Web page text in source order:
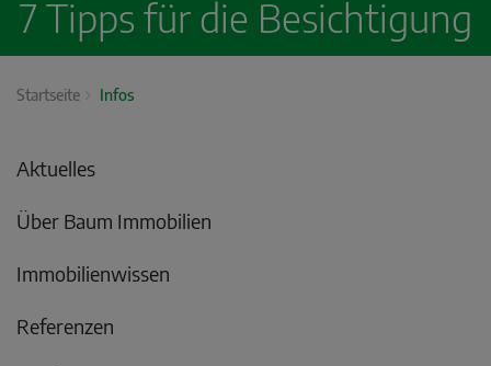
7 Tipps für die Besichtigung
Startseite Infos
Aktuelles
Über Baum Immobilien
Immobilienwissen
Referenzen